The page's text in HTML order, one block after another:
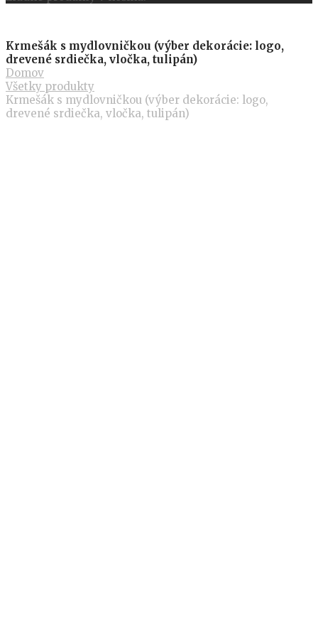
Krmešák s mydlovničkou (výber dekorácie: logo,
drevené srdiečka, vločka, tulipán)
Domov
Všetky produkty
Krmešák s mydlovničkou (výber dekorácie: logo,
drevené srdiečka, vločka, tulipán)